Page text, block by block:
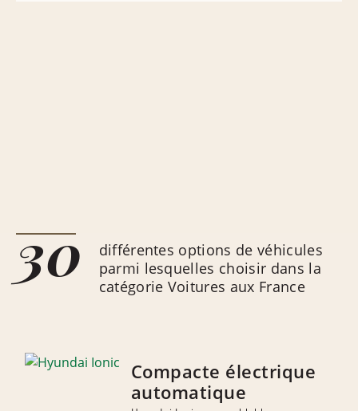
30
différentes options de véhicules
parmi lesquelles choisir dans la
catégorie Voitures aux France
Compacte électrique
automatique